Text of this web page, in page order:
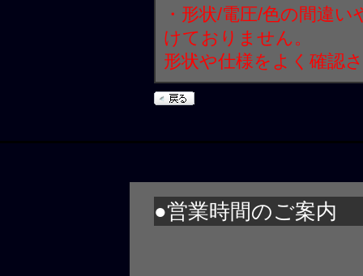
・形状/電圧/色の間違
けておりません。
形状や仕様をよく確認
●営業時間のご案内